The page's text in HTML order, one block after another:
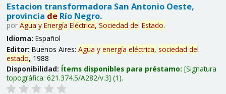
Estacion transformadora San Antonio Oeste,
provincia deRío Negro.
por Agua y Energía Eléctrica, Sociedad del Estado.
Idioma: Español
Editor: Buenos Aires: Agua y energía eléctrica, sociedad del
estado, 1988
Disponibilidad: Ítems disponibles para préstamo: Signatura
topográfica: 621.374.5/A282/v.3 (1).